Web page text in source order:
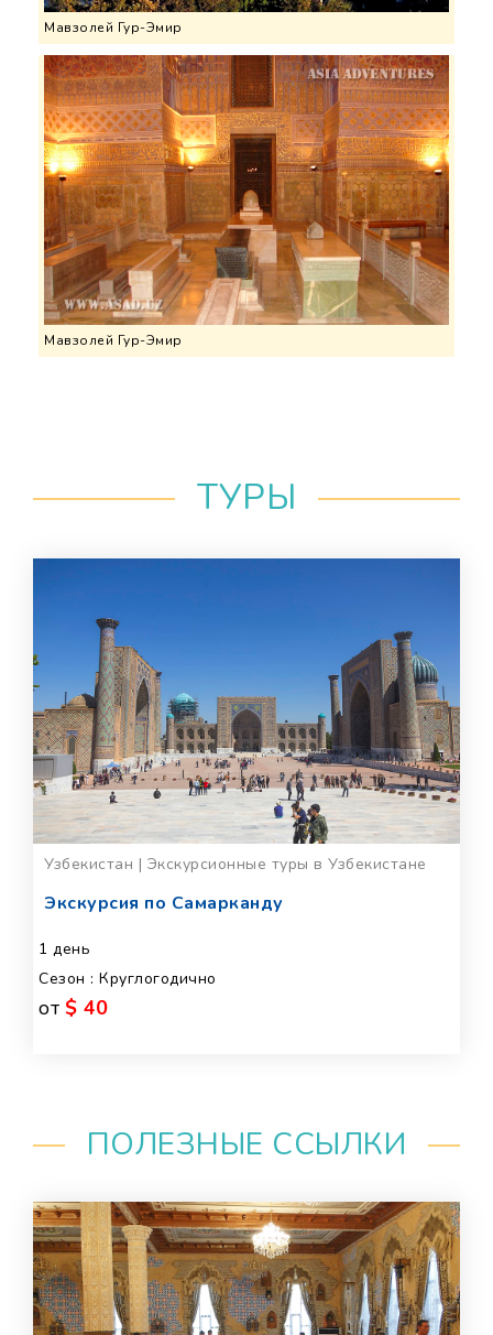
Мавзолей Гур-Эмир
Мавзолей Гур-Эмир
ТУРЫ
Узбекистан | Экскурсионные туры в Узбекистане
Экскурсия по Самарканду
1 день
Сезон : Круглогодично
от $ 40
ПОЛЕЗНЫЕ ССЫЛКИ